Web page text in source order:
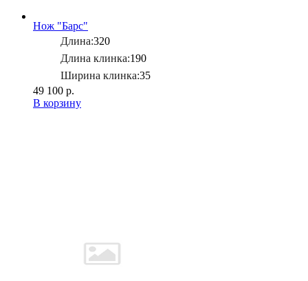
Нож "Барс"
Длина:320
Длина клинка:190
Ширина клинка:35
49 100 р.
В корзину